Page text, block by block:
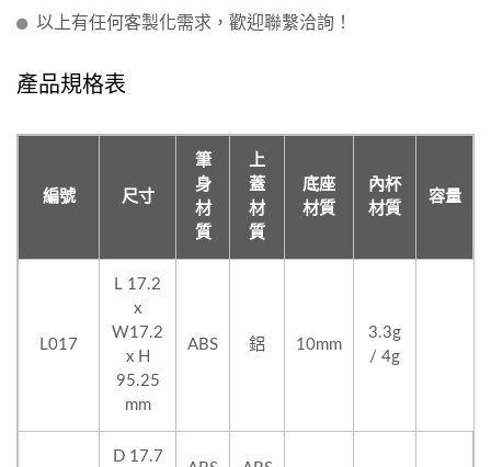
以上有任何客製化需求，歡迎聯繫洽詢！
產品規格表
編號 尺寸
筆
身
材
質
上
蓋
材
質
底座
材質
內杯
材質
容量
L017
L 17.2
x
W17.2
x H
95.25
mm
ABS 鋁 10mm
3.3g
/ 4g
D 17.7